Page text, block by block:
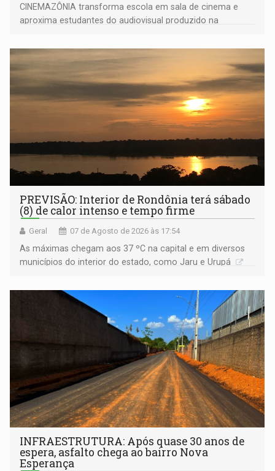
CINEMAZÔNIA transforma escola em sala de cinema e
aproxima estudantes do audiovisual produzido na
PREVISÃO: Interior de Rondônia terá sábado
(8) de calor intenso e tempo firme
Geral 07 de Agosto de 2026 às 17:54
As máximas chegam aos 37 ºC na capital e em diversos
municípios do interior do estado, como Jaru e Urupá
INFRAESTRUTURA: Após quase 30 anos de
espera, asfalto chega ao bairro Nova
Esperança